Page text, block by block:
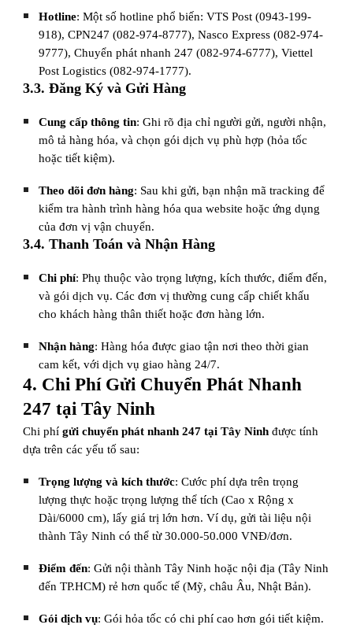
Hotline: Một số hotline phổ biến: VTS Post (0943-199-
918), CPN247 (082-974-8777), Nasco Express (082-974-
9777), Chuyển phát nhanh 247 (082-974-6777), Viettel
Post Logistics (082-974-1777).
3.3. Đăng Ký và Gửi Hàng
Cung cấp thông tin: Ghi rõ địa chỉ người gửi, người nhận,
mô tả hàng hóa, và chọn gói dịch vụ phù hợp (hỏa tốc
hoặc tiết kiệm).
Theo dõi đơn hàng: Sau khi gửi, bạn nhận mã tracking để
kiểm tra hành trình hàng hóa qua website hoặc ứng dụng
của đơn vị vận chuyển.
3.4. Thanh Toán và Nhận Hàng
Chi phí: Phụ thuộc vào trọng lượng, kích thước, điểm đến,
và gói dịch vụ. Các đơn vị thường cung cấp chiết khấu
cho khách hàng thân thiết hoặc đơn hàng lớn.
Nhận hàng: Hàng hóa được giao tận nơi theo thời gian
cam kết, với dịch vụ giao hàng 24/7.
4. Chi Phí Gửi Chuyển Phát Nhanh
247 tại Tây Ninh
Chi phígửi chuyển phát nhanh 247 tại Tây Ninh được tính
dựa trên các yếu tố sau:
Trọng lượng và kích thước: Cước phí dựa trên trọng
lượng thực hoặc trọng lượng thể tích (Cao x Rộng x
Dài/6000 cm), lấy giá trị lớn hơn. Ví dụ, gửi tài liệu nội
thành Tây Ninh có thể từ 30.000-50.000 VNĐ/đơn.
Điểm đến: Gửi nội thành Tây Ninh hoặc nội địa (Tây Ninh
đến TP.HCM) rẻ hơn quốc tế (Mỹ, châu Âu, Nhật Bản).
Gói dịch vụ: Gói hỏa tốc có chi phí cao hơn gói tiết kiệm.